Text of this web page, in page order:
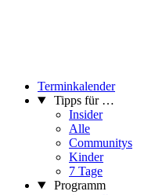
Terminkalender
Tipps für …
Insider
Alle
Communitys
Kinder
7 Tage
Programm